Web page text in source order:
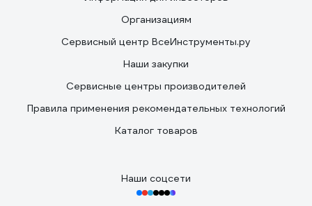
Организациям
Сервисный центр ВсеИнструменты.ру
Наши закупки
Сервисные центры производителей
Правила применения рекомендательных технологий
Каталог товаров
Наши соцсети